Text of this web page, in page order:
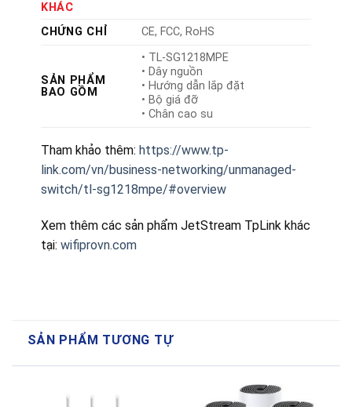
KHÁC
CHỨNG CHỈ
CE, FCC, RoHS
SẢN PHẨM
BAO GỒM
• TL-SG1218MPE
• Dây nguồn
• Hướng dẫn lắp đặt
• Bộ giá đỡ
• Chân cao su
Tham khảo thêm: https://www.tp-
link.com/vn/business-networking/unmanaged-
switch/tl-sg1218mpe/#overview
Xem thêm các sản phẩm JetStream TpLink khác
tại: wifiprovn.com
SẢN PHẨM TƯƠNG TỰ